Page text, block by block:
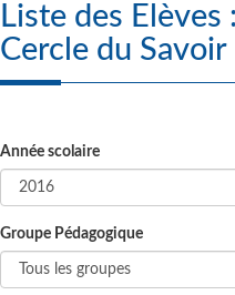
Liste des Elèves : Groupe Scolaire
Année scolaire
Groupe Pédagogique